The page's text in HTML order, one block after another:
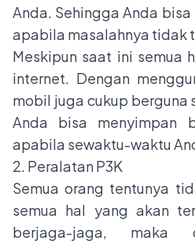
Anda. Sehingga Anda
apabila masalahnya tidak
Meskipun saat ini semua
internet. Dengan
mobil juga cukup berguna
Anda bisa menyimpan
apabila sewaktu-waktu
2. Peralatan P3K
Semua orang tentunya
semua hal yang akan
berjaga-jaga, maka